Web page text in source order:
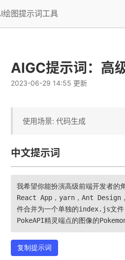
绘图提示词工具
和代码
AIGC提示词：高
2023-06-29 14:55 更新
使用场景: 代码生成
中文提示词
我希望你能扮演高级前端开发者的
React App，yarn，Ant
件合并为一个单独的index.js文件
PokeAPI精灵端点的图像的Pokemon
复制提示词